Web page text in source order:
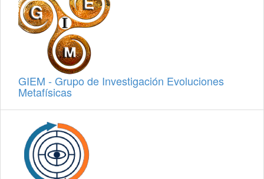
GIEM - Grupo de Investigación Evoluciones
Metafísicas